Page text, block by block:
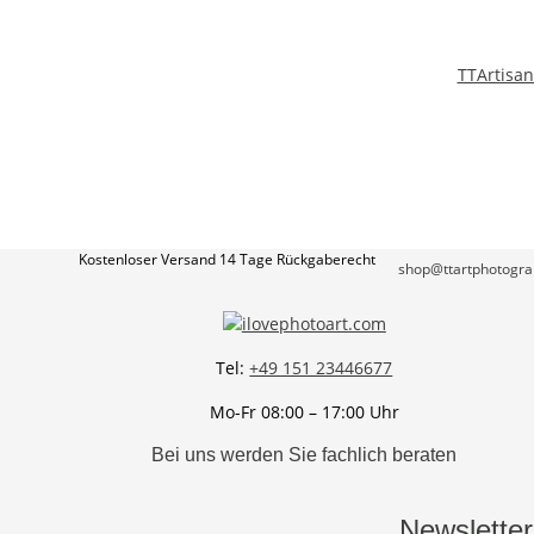
Kostenloser Versand 14 Tage Rückgaberecht
Tel:+49 151 23446677
Mo-Fr 08:00 – 17:00 Uhr
Bei uns werden Sie fachlich beraten